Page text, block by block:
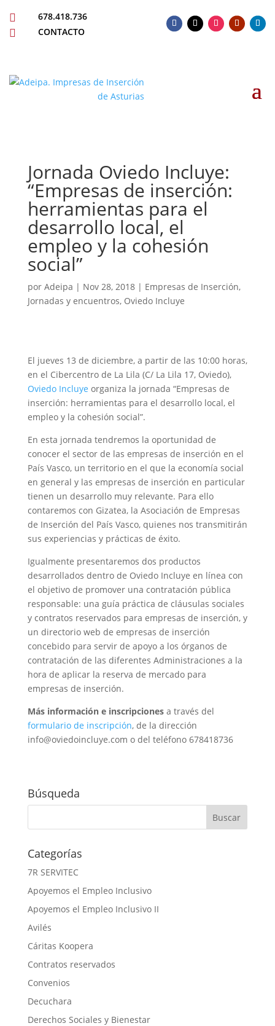
 678.418.736
 CONTACTO
Jornada Oviedo Incluye:
“Empresas de inserción:
herramientas para el
desarrollo local, el
empleo y la cohesión
social”
por Adeipa | Nov 28, 2018| Empresas de Inserción,
Jornadas y encuentros, Oviedo Incluye
El jueves 13 de diciembre, a partir de las 10:00 horas,
en el Cibercentro de La Lila (C/ La Lila 17, Oviedo),
Oviedo Incluye organiza la jornada “Empresas de
inserción: herramientas para el desarrollo local, el
empleo y la cohesión social”.
En esta jornada tendremos la oportunidad de
conocer el sector de las empresas de inserción en el
País Vasco, un territorio en el que la economía social
en general y las empresas de inserción en particular
tienen un desarrollo muy relevante. Para ello
contaremos con Gizatea, la Asociación de Empresas
de Inserción del País Vasco, quienes nos transmitirán
sus experiencias y prácticas de éxito.
Igualmente presentaremos dos productos
desarrollados dentro de Oviedo Incluye en línea con
el objetivo de promover una contratación pública
responsable: una guía práctica de cláusulas sociales
y contratos reservados para empresas de inserción, y
un directorio web de empresas de inserción
concebido para servir de apoyo a los órganos de
contratación de las diferentes Administraciones a la
hora de aplicar la reserva de mercado para
empresas de inserción.
Más información e inscripcionesa través del
formulario de inscripción, de la dirección
info@oviedoincluye.com o del teléfono 678418736
Búsqueda
Categorías
7R SERVITEC
Apoyemos el Empleo Inclusivo
Apoyemos el Empleo Inclusivo II
Avilés
Cáritas Koopera
Contratos reservados
Convenios
Decuchara
Derechos Sociales y Bienestar